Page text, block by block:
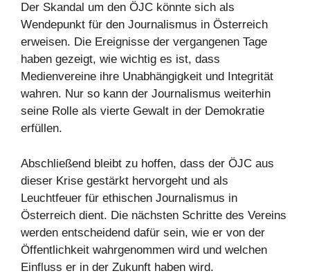
Der Skandal um den ÖJC könnte sich als
Wendepunkt für den Journalismus in Österreich
erweisen. Die Ereignisse der vergangenen Tage
haben gezeigt, wie wichtig es ist, dass
Medienvereine ihre Unabhängigkeit und Integrität
wahren. Nur so kann der Journalismus weiterhin
seine Rolle als vierte Gewalt in der Demokratie
erfüllen.
Abschließend bleibt zu hoffen, dass der ÖJC aus
dieser Krise gestärkt hervorgeht und als
Leuchtfeuer für ethischen Journalismus in
Österreich dient. Die nächsten Schritte des Vereins
werden entscheidend dafür sein, wie er von der
Öffentlichkeit wahrgenommen wird und welchen
Einfluss er in der Zukunft haben wird.